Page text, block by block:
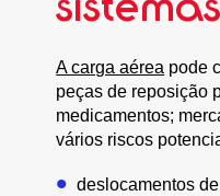
A carga aérea pode
peças de reposição
medicamentos;
vários riscos
deslocamentos